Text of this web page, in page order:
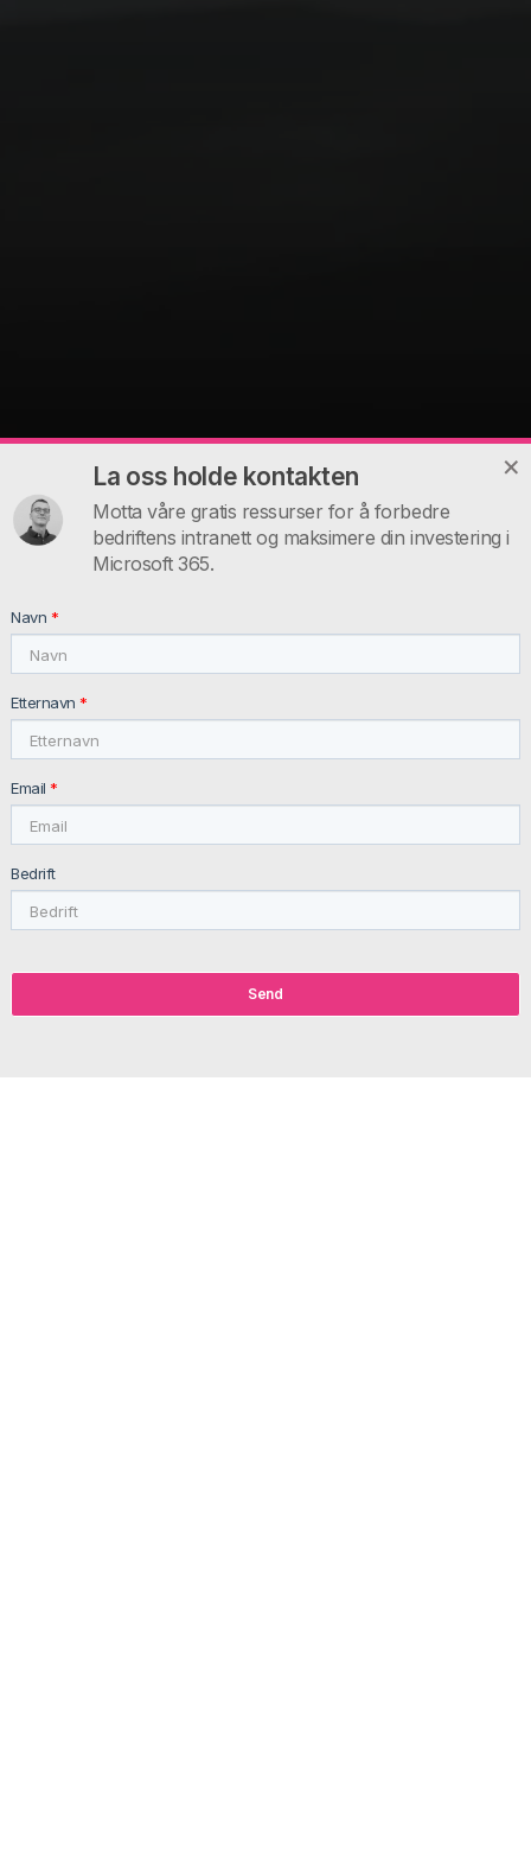
La oss holde kontakten
Motta våre gratis ressurser for å forbedre
bedriftens intranett og maksimere din investering i
Microsoft 365.
Navn *
Etternavn *
Email *
Bedrift
Send